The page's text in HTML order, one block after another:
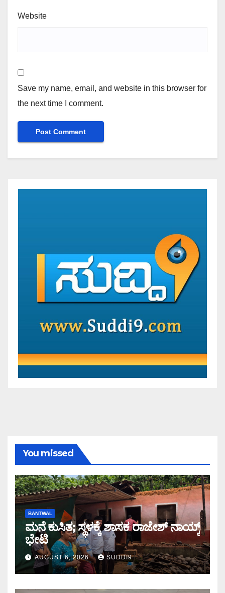
Website
Save my name, email, and website in this browser for
the next time I comment.
You missed
BANTWAL
ಮನೆ ಕುಸಿತ; ಸ್ಥಳಕ್ಕೆ‌ ಶಾಸಕ ರಾಜೇಶ್ ನಾಯ್ಕ್
ಭೇಟಿ
AUGUST 6, 2026 SUDDI9